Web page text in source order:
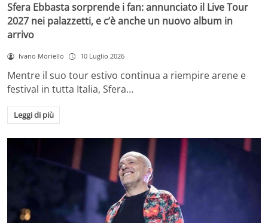
Sfera Ebbasta sorprende i fan: annunciato il Live Tour
2027 nei palazzetti, e c’è anche un nuovo album in
arrivo
Ivano Moriello 10 Luglio 2026
Mentre il suo tour estivo continua a riempire arene e
festival in tutta Italia, Sfera…
Leggi di più